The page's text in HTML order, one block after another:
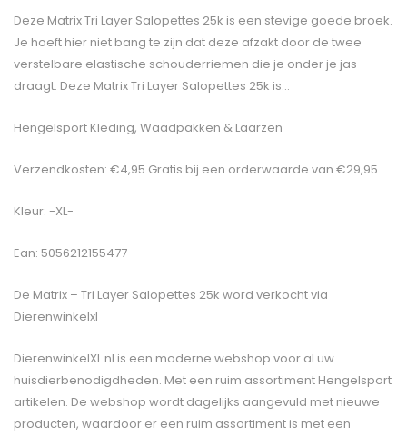
Deze Matrix Tri Layer Salopettes 25k is een stevige goede broek.
Je hoeft hier niet bang te zijn dat deze afzakt door de twee
verstelbare elastische schouderriemen die je onder je jas
draagt. Deze Matrix Tri Layer Salopettes 25k is…
Hengelsport Kleding, Waadpakken & Laarzen
Verzendkosten: €4,95 Gratis bij een orderwaarde van €29,95
Kleur: -XL-
Ean: 5056212155477
De Matrix – Tri Layer Salopettes 25k word verkocht via
Dierenwinkelxl
DierenwinkelXL.nl is een moderne webshop voor al uw
huisdierbenodigdheden. Met een ruim assortiment Hengelsport
artikelen. De webshop wordt dagelijks aangevuld met nieuwe
producten, waardoor er een ruim assortiment is met een